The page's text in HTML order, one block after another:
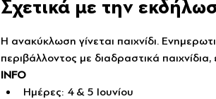
Σχετικά με την
Η ανακύκλωση γίνεται παιχνίδι.
περιβάλλοντος με διαδραστικά
INFO
Ημέρες: 4 & 5 Ιουνίου